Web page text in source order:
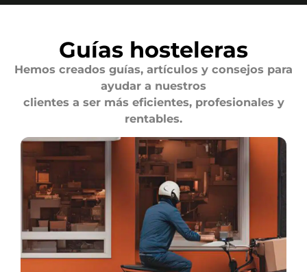
Guías hosteleras
Hemos creados guías, artículos y consejos para
ayudar a nuestros
clientes a ser más eficientes, profesionales y
rentables.